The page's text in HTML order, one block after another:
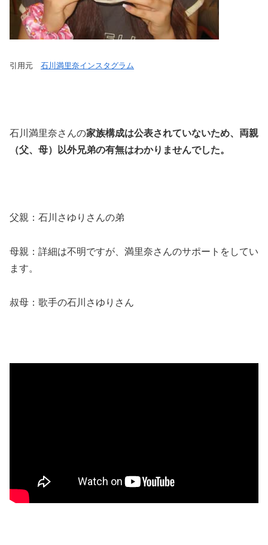
引用元 石川満里奈インスタグラム
石川満里奈さんの家族構成は公表されていないため、両親
（父、母）以外兄弟の有無はわかりませんでした。
父親：石川さゆりさんの弟
母親：詳細は不明ですが、満里奈さんのサポートをしてい
ます。
叔母：歌手の石川さゆりさん